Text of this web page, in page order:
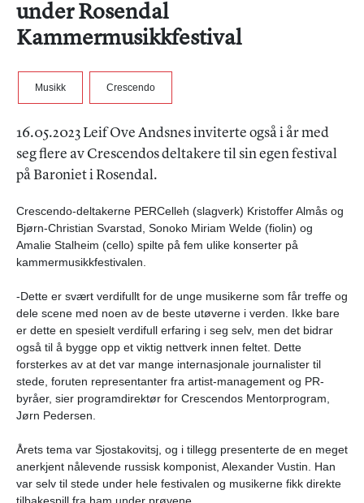
under Rosendal
Kammermusikkfestival
Musikk Crescendo
16.05.2023 Leif Ove Andsnes inviterte også i år med
seg flere av Crescendos deltakere til sin egen festival
på Baroniet i Rosendal.
Crescendo-deltakerne PERCelleh (slagverk) Kristoffer Almås og
Bjørn-Christian Svarstad, Sonoko Miriam Welde (fiolin) og
Amalie Stalheim (cello) spilte på fem ulike konserter på
kammermusikkfestivalen.
-Dette er svært verdifullt for de unge musikerne som får treffe og
dele scene med noen av de beste utøverne i verden. Ikke bare
er dette en spesielt verdifull erfaring i seg selv, men det bidrar
også til å bygge opp et viktig nettverk innen feltet. Dette
forsterkes av at det var mange internasjonale journalister til
stede, foruten representanter fra artist-management og PR-
byråer, sier programdirektør for Crescendos Mentorprogram,
Jørn Pedersen.
Årets tema var Sjostakovitsj, og i tillegg presenterte de en meget
anerkjent nålevende russisk komponist, Alexander Vustin. Han
var selv til stede under hele festivalen og musikerne fikk direkte
tilbakespill fra ham under prøvene.